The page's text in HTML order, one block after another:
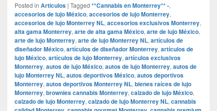
Posted in Articulos | Tagged **Cannabis en Monterrey** -,
accesorios de lujo México, accesorios de lujo Monterrey,
accesorios de lujo Monterrey NL, accesorios exclusivos Monterrey,
alta gama Monterrey, arte de alta gama México, arte de lujo México,
arte de lujo Monterrey, arte de lujo Monterrey NL, artículos de
diseñador México, artículos de diseñador Monterrey, artículos de
lujo México, artículos de lujo Monterrey, artículos exclusivos
Monterrey, autos de lujo México, autos de lujo Monterrey, autos de
lujo Monterrey NL, autos deportivos México, autos deportivos
Monterrey, autos deportivos Monterrey NL, bienes raíces de lujo
Monterrey, brownies cannabis Monterrey, calzado de lujo México,
calzado de lujo Monterrey, calzado de lujo Monterrey NL, cannabis